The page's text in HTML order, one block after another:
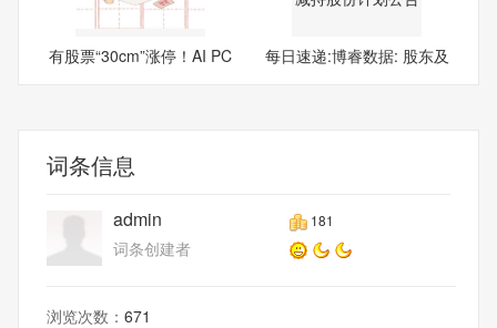
有股票“30cm”涨停！AI PC 每日速递:博睿数据: 股东及
词条信息
admin 181
词条创建者
浏览次数： 671